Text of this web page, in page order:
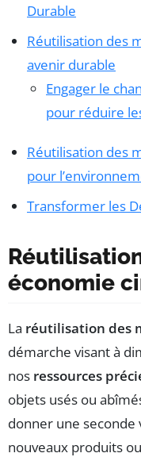
Durable
Réutilisation des
avenir durable
Engager le
pour réduire
Réutilisation des
pour
Transformer les
économie
La réutilisation des
démarche visant à
nos ressources
objets usés ou
donner une
nouveaux produits